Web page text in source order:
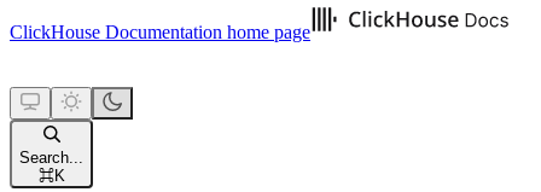
ClickHouse Documentation home page
Search...
⌘K